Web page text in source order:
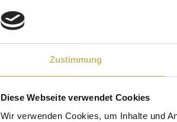
Zustimmung
Diese Webseite verwendet Cookies
Wir verwenden Cookies, um Inhalte und